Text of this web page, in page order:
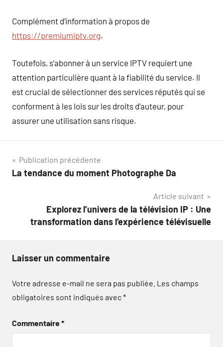
Complément d’information à propos de
https://premiumiptv.org.
Toutefois, s’abonner à un service IPTV requiert une
attention particulière quant à la fiabilité du service. Il
est crucial de sélectionner des services réputés qui se
conforment à les lois sur les droits d’auteur, pour
assurer une utilisation sans risque.
Navigation
de
Publication précédente
La tendance du moment Photographe Da
Article suivant
Explorez l’univers de la télévision IP : Une
transformation dans l’expérience télévisuelle
Laisser un commentaire
Votre adresse e-mail ne sera pas publiée. Les champs
obligatoires sont indiqués avec*
Commentaire*